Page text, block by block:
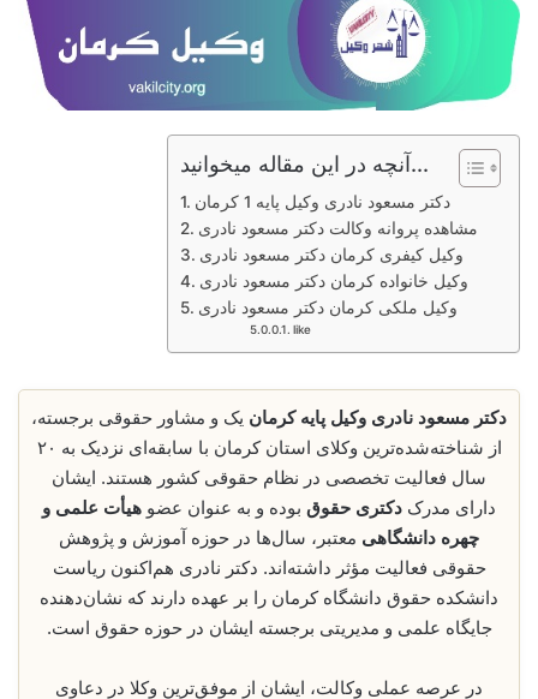
آنچه در این مقاله میخوانید...
دکتر مسعود نادری وکیل پایه 1 کرمان
مشاهده پروانه وکالت دکتر مسعود نادری
وکیل کیفری کرمان دکتر مسعود نادری
وکیل خانواده کرمان دکتر مسعود نادری
وکیل ملکی کرمان دکتر مسعود نادری
like
دکتر مسعود نادری وکیل پایه‌ کرمان یک و مشاور حقوقی برجسته،
از شناخته‌شده‌ترین وکلای استان کرمان با سابقه‌ای نزدیک به ۲۰
سال فعالیت تخصصی در نظام حقوقی کشور هستند. ایشان
دارای مدرک دکتری حقوق بوده و به عنوان عضو هیأت علمی و
چهره دانشگاهی معتبر، سال‌ها در حوزه آموزش و پژوهش
حقوقی فعالیت مؤثر داشته‌اند. دکتر نادری هم‌اکنون ریاست
دانشکده حقوق دانشگاه کرمان را بر عهده دارند که نشان‌دهنده
جایگاه علمی و مدیریتی برجسته ایشان در حوزه حقوق است.
در عرصه عملی وکالت، ایشان از موفق‌ترین وکلا در دعاوی